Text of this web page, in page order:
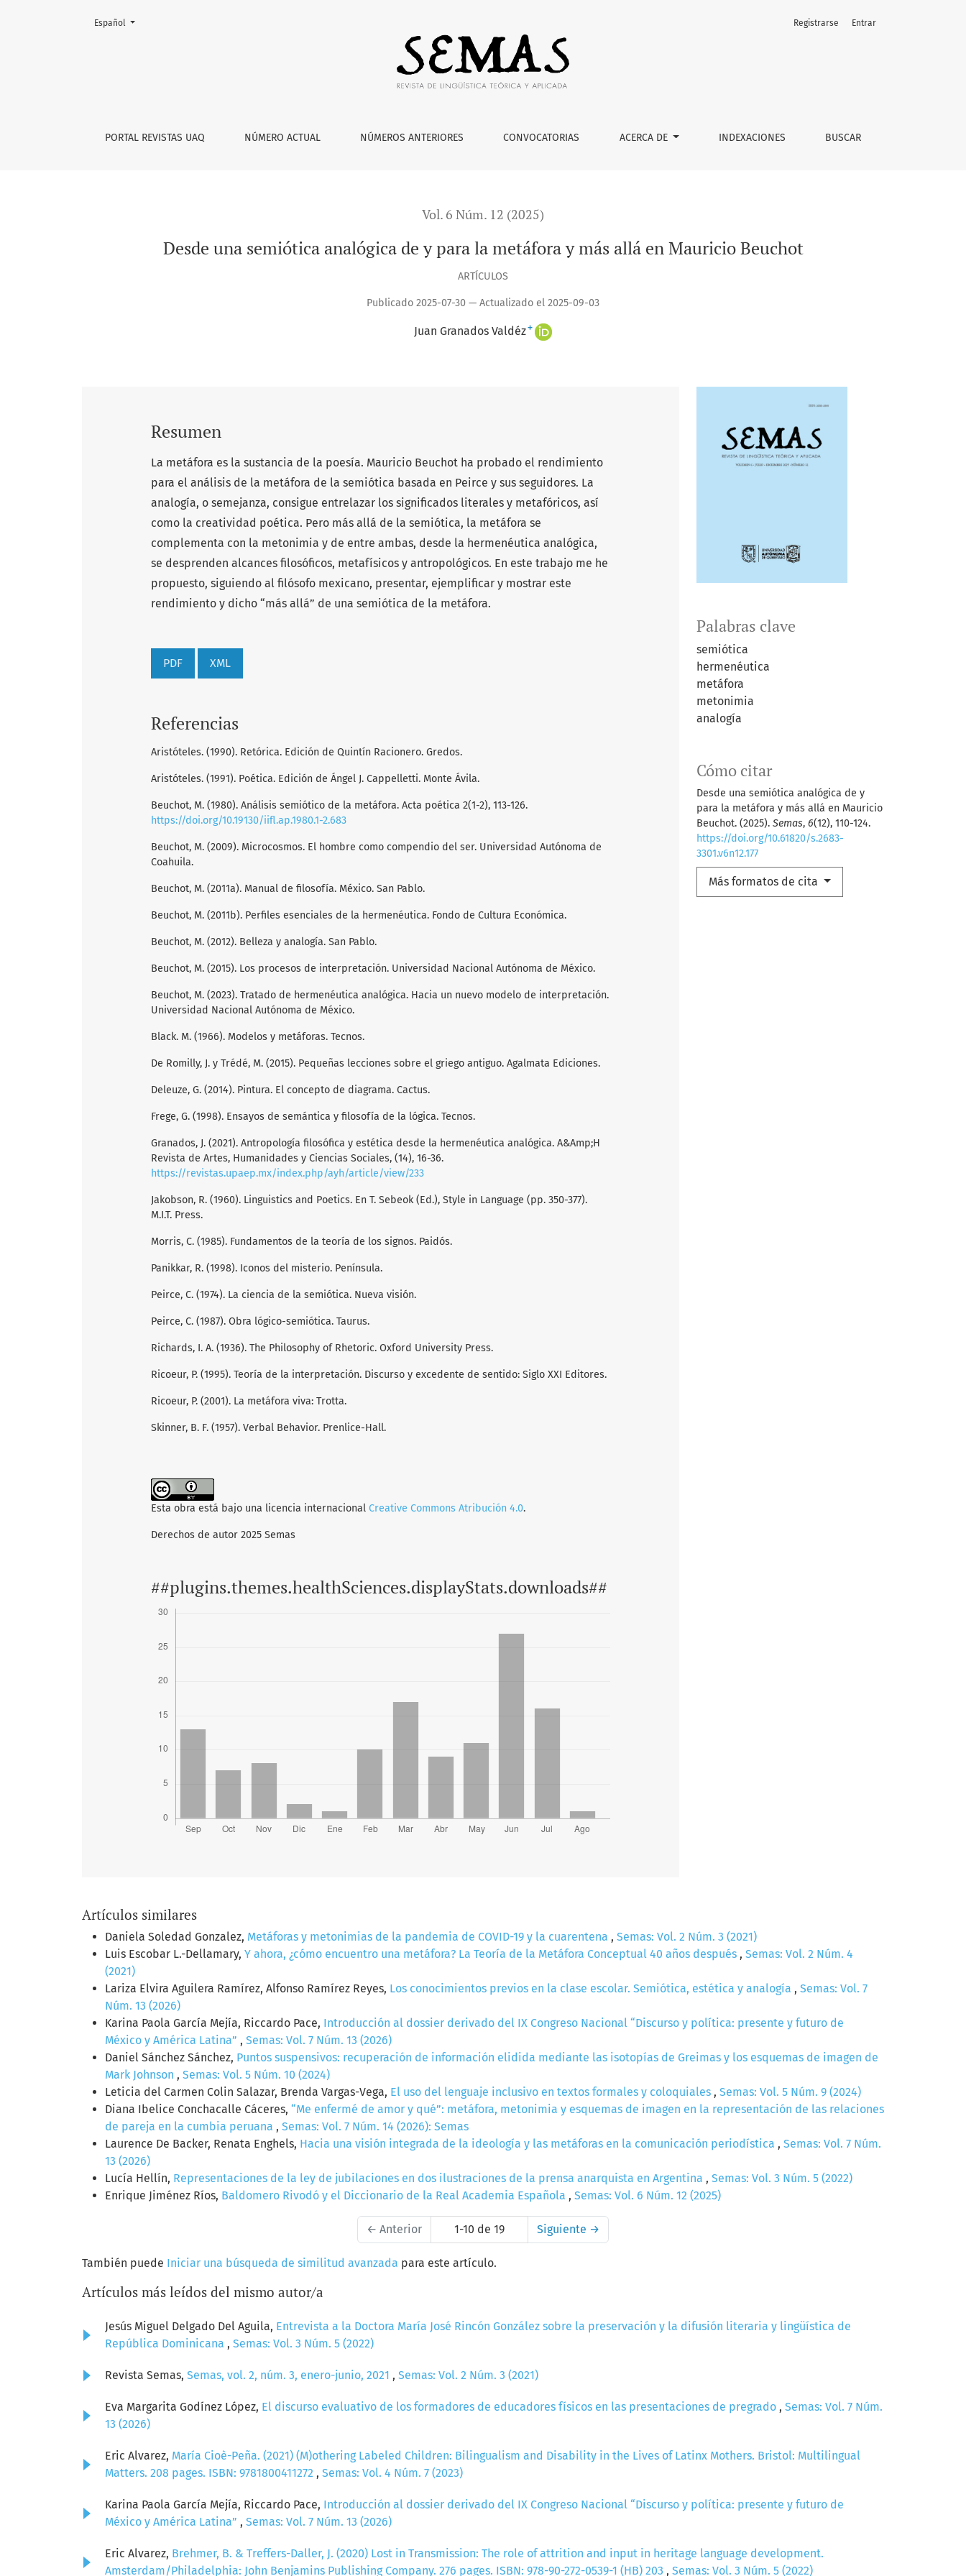
Desde una semiótica analógica de y para la metáfora y más allá en Mauricio Beuchot
PORTAL REVISTAS UAQ NÚMERO ACTUAL NÚMEROS ANTERIORES CONVOCATORIAS ACERCA DE INDEXACIONES BUSCAR
Registrarse Entrar
Cambiar el idioma. El actual es:
Español
Vol. 6 Núm. 12 (2025)
Desde una semiótica analógica de y para la metáfora y más allá en Mauricio Beuchot
ARTÍCULOS
Publicado 2025-07-30 — Actualizado el 2025-09-03
Juan Granados Valdéz+
Palabras clave
semiótica
hermenéutica
metáfora
metonimia
analogía
Cómo citar
Desde una semiótica analógica de y
para la metáfora y más allá en Mauricio
Beuchot. (2025). Semas, 6(12), 110-124.
https://doi.org/10.61820/s.2683-
3301.v6n12.177
Más formatos de cita
Resumen
La metáfora es la sustancia de la poesía. Mauricio Beuchot ha probado el rendimiento
para el análisis de la metáfora de la semiótica basada en Peirce y sus seguidores. La
analogía, o semejanza, consigue entrelazar los significados literales y metafóricos, así
como la creatividad poética. Pero más allá de la semiótica, la metáfora se
complementa con la metonimia y de entre ambas, desde la hermenéutica analógica,
se desprenden alcances filosóficos, metafísicos y antropológicos. En este trabajo me he
propuesto, siguiendo al filósofo mexicano, presentar, ejemplificar y mostrar este
rendimiento y dicho “más allá” de una semiótica de la metáfora.
PDF XML
Referencias
Aristóteles. (1990). Retórica. Edición de Quintín Racionero. Gredos.
Aristóteles. (1991). Poética. Edición de Ángel J. Cappelletti. Monte Ávila.
Beuchot, M. (1980). Análisis semiótico de la metáfora. Acta poética 2(1-2), 113-126.
https://doi.org/10.19130/iifl.ap.1980.1-2.683
Beuchot, M. (2009). Microcosmos. El hombre como compendio del ser. Universidad Autónoma de
Coahuila.
Beuchot, M. (2011a). Manual de filosofía. México. San Pablo.
Beuchot, M. (2011b). Perfiles esenciales de la hermenéutica. Fondo de Cultura Económica.
Beuchot, M. (2012). Belleza y analogía. San Pablo.
Beuchot, M. (2015). Los procesos de interpretación. Universidad Nacional Autónoma de México.
Beuchot, M. (2023). Tratado de hermenéutica analógica. Hacia un nuevo modelo de interpretación.
Universidad Nacional Autónoma de México.
Black. M. (1966). Modelos y metáforas. Tecnos.
De Romilly, J. y Trédé, M. (2015). Pequeñas lecciones sobre el griego antiguo. Agalmata Ediciones.
Deleuze, G. (2014). Pintura. El concepto de diagrama. Cactus.
Frege, G. (1998). Ensayos de semántica y filosofía de la lógica. Tecnos.
Granados, J. (2021). Antropología filosófica y estética desde la hermenéutica analógica. A&Amp;H
Revista de Artes, Humanidades y Ciencias Sociales, (14), 16-36.
https://revistas.upaep.mx/index.php/ayh/article/view/233
Jakobson, R. (1960). Linguistics and Poetics. En T. Sebeok (Ed.), Style in Language (pp. 350-377).
M.I.T. Press.
Morris, C. (1985). Fundamentos de la teoría de los signos. Paidós.
Panikkar, R. (1998). Iconos del misterio. Península.
Peirce, C. (1974). La ciencia de la semiótica. Nueva visión.
Peirce, C. (1987). Obra lógico-semiótica. Taurus.
Richards, I. A. (1936). The Philosophy of Rhetoric. Oxford University Press.
Ricoeur, P. (1995). Teoría de la interpretación. Discurso y excedente de sentido: Siglo XXI Editores.
Ricoeur, P. (2001). La metáfora viva: Trotta.
Skinner, B. F. (1957). Verbal Behavior. Prenlice-Hall.
Esta obra está bajo una licencia internacional Creative Commons Atribución 4.0.
Derechos de autor 2025 Semas
##plugins.themes.healthSciences.displayStats.downloads##
Artículos similares
Daniela Soledad Gonzalez, Metáforas y metonimias de la pandemia de COVID-19 y la cuarentena , Semas: Vol. 2 Núm. 3 (2021)
Luis Escobar L.-Dellamary, Y ahora, ¿cómo encuentro una metáfora? La Teoría de la Metáfora Conceptual 40 años después , Semas: Vol. 2 Núm. 4
(2021)
Lariza Elvira Aguilera Ramírez, Alfonso Ramírez Reyes, Los conocimientos previos en la clase escolar. Semiótica, estética y analogía , Semas: Vol. 7
Núm. 13 (2026)
Karina Paola García Mejía, Riccardo Pace, Introducción al dossier derivado del IX Congreso Nacional “Discurso y política: presente y futuro de
México y América Latina” , Semas: Vol. 7 Núm. 13 (2026)
Daniel Sánchez Sánchez, Puntos suspensivos: recuperación de información elidida mediante las isotopías de Greimas y los esquemas de imagen de
Mark Johnson , Semas: Vol. 5 Núm. 10 (2024)
Leticia del Carmen Colin Salazar, Brenda Vargas-Vega, El uso del lenguaje inclusivo en textos formales y coloquiales , Semas: Vol. 5 Núm. 9 (2024)
Diana Ibelice Conchacalle Cáceres, “Me enfermé de amor y qué”: metáfora, metonimia y esquemas de imagen en la representación de las relaciones
de pareja en la cumbia peruana , Semas: Vol. 7 Núm. 14 (2026): Semas
Laurence De Backer, Renata Enghels, Hacia una visión integrada de la ideología y las metáforas en la comunicación periodística , Semas: Vol. 7 Núm.
13 (2026)
Lucía Hellín, Representaciones de la ley de jubilaciones en dos ilustraciones de la prensa anarquista en Argentina , Semas: Vol. 3 Núm. 5 (2022)
Enrique Jiménez Ríos, Baldomero Rivodó y el Diccionario de la Real Academia Española , Semas: Vol. 6 Núm. 12 (2025)
← Anterior 1-10 de 19 Siguiente →
También puede Iniciar una búsqueda de similitud avanzada para este artículo.
Artículos más leídos del mismo autor/a
Jesús Miguel Delgado Del Aguila, Entrevista a la Doctora María José Rincón González sobre la preservación y la difusión literaria y lingüística de
República Dominicana , Semas: Vol. 3 Núm. 5 (2022)
Revista Semas, Semas, vol. 2, núm. 3, enero-junio, 2021 , Semas: Vol. 2 Núm. 3 (2021)
Eva Margarita Godínez López, El discurso evaluativo de los formadores de educadores físicos en las presentaciones de pregrado , Semas: Vol. 7 Núm.
13 (2026)
Eric Alvarez, María Cioè-Peña. (2021) (M)othering Labeled Children: Bilingualism and Disability in the Lives of Latinx Mothers. Bristol: Multilingual
Matters. 208 pages. ISBN: 9781800411272 , Semas: Vol. 4 Núm. 7 (2023)
Karina Paola García Mejía, Riccardo Pace, Introducción al dossier derivado del IX Congreso Nacional “Discurso y política: presente y futuro de
México y América Latina” , Semas: Vol. 7 Núm. 13 (2026)
Eric Alvarez, Brehmer, B. & Treffers-Daller, J. (2020) Lost in Transmission: The role of attrition and input in heritage language development.
Amsterdam/Philadelphia: John Benjamins Publishing Company. 276 pages. ISBN: 978-90-272-0539-1 (HB) 203 , Semas: Vol. 3 Núm. 5 (2022)